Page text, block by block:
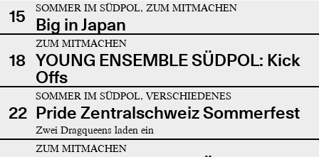
15
SOMMER IM SÜDPOL, ZUM MITMACHEN
Big in Japan
18
ZUM MITMACHEN
YOUNG ENSEMBLE SÜDPOL: Kick
Offs
22
SOMMER IM SÜDPOL, VERSCHIEDENES
Pride Zentralschweiz Sommerfest
Zwei Dragqueens laden ein
ZUM MITMACHEN